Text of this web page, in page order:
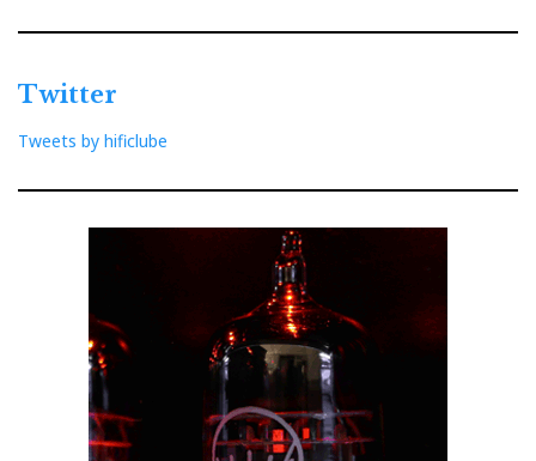
Twitter
Tweets by hificlube